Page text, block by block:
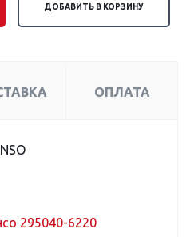
ДОБАВИТЬ В КОРЗИНУ
ОПЛАТА
295040-6220